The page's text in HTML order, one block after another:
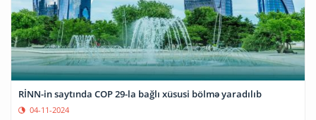
RİNN-in saytında COP 29-la bağlı xüsusi bölmə yaradılıb
04-11-2024